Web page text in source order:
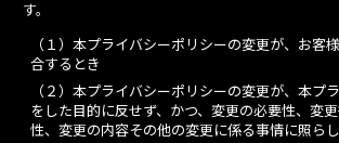
す。
（１）本プライバシーポリシーの変更が、お客
合するとき
（２）本プライバシーポリシーの変更が、本プ
をした目的に反せず、かつ、変更の必要性、変
性、変更の内容その他の変更に係る事情に照ら